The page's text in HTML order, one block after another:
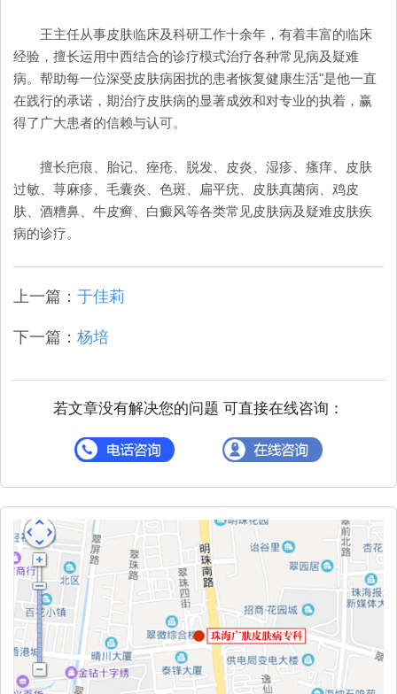
王主任从事皮肤临床及科研工作十余年，有着丰富的临床
经验，擅长运用中西结合的诊疗模式治疗各种常见病及疑难
病。帮助每一位深受皮肤病困扰的患者恢复健康生活"是他一直
在践行的承诺，期治疗皮肤病的显著成效和对专业的执着，赢
得了广大患者的信赖与认可。
擅长疤痕、胎记、痤疮、脱发、皮炎、湿疹、瘙痒、皮肤
过敏、荨麻疹、毛囊炎、色斑、扁平疣、皮肤真菌病、鸡皮
肤、酒糟鼻、牛皮癣、白癜风等各类常见皮肤病及疑难皮肤疾
病的诊疗。
上一篇： 于佳莉
下一篇： 杨培
若文章没有解决您的问题 可直接在线咨询：